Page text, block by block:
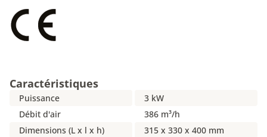
Caractéristiques
Puissance
3 kW
Débit d'air
386 m³/h
Dimensions (L x l x h)
315 x 330 x 400 mm